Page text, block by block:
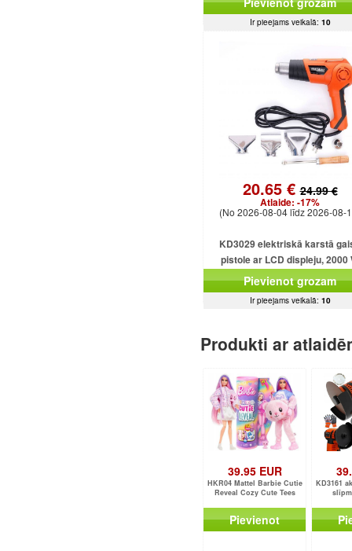
Ir pieejams veikalā: 10
20.65 €24.99 €
Atlaide: -17%
(No 2026-08-04 līdz 2026-08-
KD3029 elektriskā karstā
pistole ar LCD displeju, 2000
Pievienot grozam
Ir pieejams veikalā: 10
Produkti ar
39.95 EUR
HKR04 Mattel Barbie Cutie
Reveal Cozy Cute Tees
Pievienot
KD3161